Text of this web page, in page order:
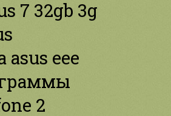
7 32gb 3g
asus eee
2